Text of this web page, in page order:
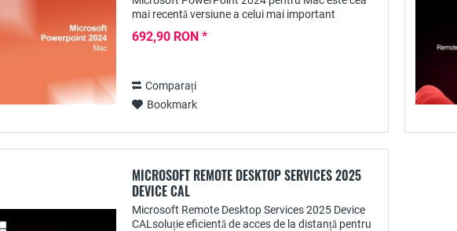
mai recentă versiune a celui mai important
pentru...
692,90 RON *
Comparați
Bookmark
MICROSOFT REMOTE DESKTOP SERVICES 2025
DEVICE CAL
Microsoft Remote Desktop Services 2025 Device
CALsoluție eficientă de acces de la distanță pentru